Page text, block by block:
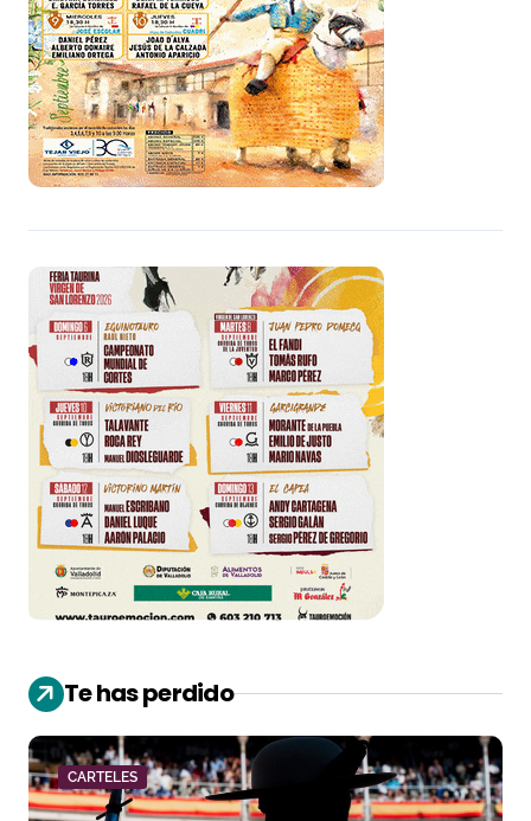
Te has perdido
CARTELES